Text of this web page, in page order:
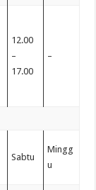
12.00
–
17.00
–
Sabtu
Mingg
u